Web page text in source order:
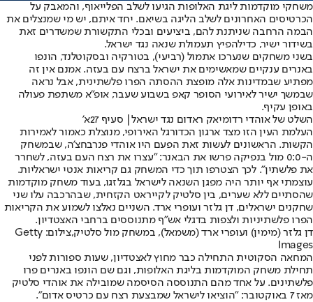
משחקי מוקדמות ליגת האלופות הגיעו לשלב הפלייאוף, והמאבק על
הכרטיסים האחרונים לשלב הליגה בשיאם. יחד איתם, יש מי שמנצלים את
הבמה הרחבה שניתנת להם, ביציעים ובכלי התקשורת שמשדרים זאת
בשידור ישיר, כדילהפיץ תעמולת שנאה נגד ישראל.
בשני משחקים שנערכו אתמול (רביעי), בטורקיה ובסקוטלנד, הונפו
באנרים ענקיים שמאשימים את ישראל ברצח עם בעזה. אמנם אין זה
מפתיע שבמדינות אלה מופצת ההסתה הפרו פלשתינית, אבל נראה
שבמשך ישיר לאירועי הסופר קאפ בשבוע שעבר, אופ"א משתפת פעולה
באופן עקיף.
השלט של אוהדי רדומיאק ראדום נגד ישראל| סעיף 27א'
העלמת העין הזו מצד ארגון הכדורגל האירופי, מנוצלת כאמור לאמירות
הקשות. הראשונים לעשות זאת הפעם היו אוהדי פנרבחצ'ה, שבמשחק
ה-0:0 מול בנפיקה פרשו את הבאנר: "עצרו את רצח העם בעזה, לשחרר
את פלשתין". לכך הצטרפו תוך כדי המשחק גם קריאות אנטי ישראליות.
עוצמתי אף יותר היה מפגן השנאה לישראל בגלזגו, בעוד משחק מוקדמות
שהסתיים ללא שערים, בין סלטיק לקייראט הקזחית, שבהרכבה עלו שני
שחקנים ישראלים, דן גלזר ועופרי ארד. השניים נאלצו לשמוע את הקריאות
הפרו פלשתיניות ולצפות בדגלי אש"ף מתנוססים ברחבי האצטדיון.
דן גלזר (מימין) ועופרי ארד (משמאל), במשחק מול סלטיק,צילום: Getty
Images
המחאה הסקוטית התחילה כבר מחוץ לאצטדיון, שעות ספורות לפני
תחילת משחק המוקדמות בליגת האלופות, וגם שם הונפו באנרים פרו
פלשתינים. על אחד מהם התנוססה הסיסמה שמובילה את אוהדי סלטיק
מאז 7 באוקטובר: "הוציאו לישראל שמבצעת רצח עם כרטיס אדום".